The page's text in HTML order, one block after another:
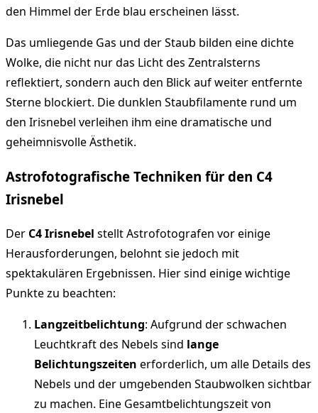
den Himmel der Erde blau erscheinen lässt.
Das umliegende Gas und der Staub bilden eine dichte
Wolke, die nicht nur das Licht des Zentralsterns
reflektiert, sondern auch den Blick auf weiter entfernte
Sterne blockiert. Die dunklen Staubfilamente rund um
den Irisnebel verleihen ihm eine dramatische und
geheimnisvolle Ästhetik.
Astrofotografische Techniken für den C4
Irisnebel
Der C4 Irisnebel stellt Astrofotografen vor einige
Herausforderungen, belohnt sie jedoch mit
spektakulären Ergebnissen. Hier sind einige wichtige
Punkte zu beachten:
Langzeitbelichtung: Aufgrund der schwachen
Leuchtkraft des Nebels sind lange
Belichtungszeiten erforderlich, um alle Details des
Nebels und der umgebenden Staubwolken sichtbar
zu machen. Eine Gesamtbelichtungszeit von